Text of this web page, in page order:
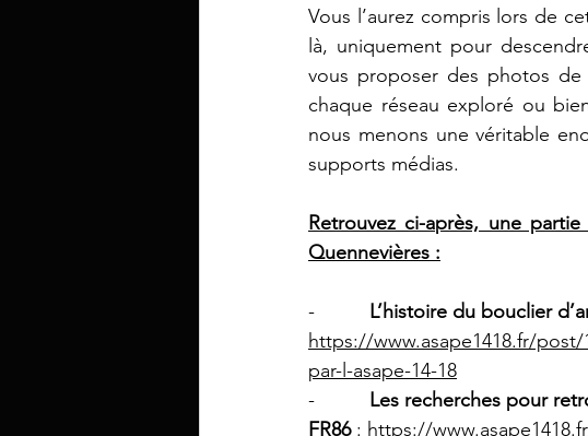
Vous l’aurez compris lors de
là, uniquement pour
vous proposer des photos de
chaque réseau exploré ou
nous menons une véritable
supports médias.
Retrouvez ci-après, une
Quennevières :
- L’histoire du bouclier
https://www.asape1418.fr/post/
par-l-asape-14-18
- Les recherches pour
FR86 : https://